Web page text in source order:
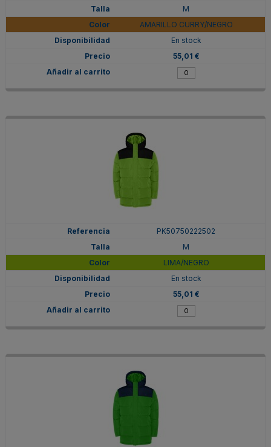
M
AMARILLO CURRY/NEGRO
En stock
55,01 €
PK50750222502
M
LIMA/NEGRO
En stock
55,01 €